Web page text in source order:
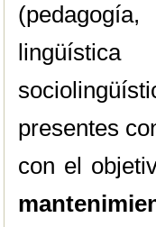
lingüística
presentes
con el